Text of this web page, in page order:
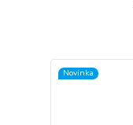
Novinka